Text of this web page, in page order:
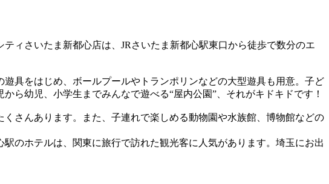
ィさいたま新都心店は、JRさいたま新都心駅東口から徒歩で数分のエ
具をはじめ、ボールプールやトランポリンなどの大型遊具も用意。子ど
ら幼児、小学生までみんなで遊べる“屋内公園”、それがキドキドです！
さんあります。また、子連れで楽しめる動物園や水族館、博物館などの
のホテルは、関東に旅行で訪れた観光客に人気があります。埼玉にお出